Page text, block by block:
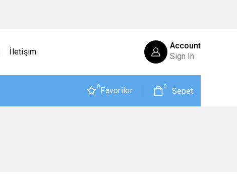
İletişim
Account
Sign In
0Favoriler 0 Sepet